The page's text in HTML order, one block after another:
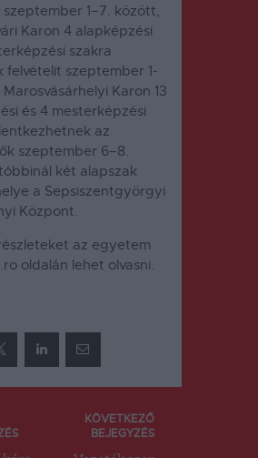
szeptember 1–7. között,
Karon 4 alapképzési
szakra
felvételit szeptember 1-
Karon 13
és 4 mesterképzési
az
szeptember 6–8.
két alapszak
a Sepsiszentgyörgyi
Központ.
az egyetem
oldalán lehet olvasni.
KÖVETKEZŐ
BEJEGYZÉS